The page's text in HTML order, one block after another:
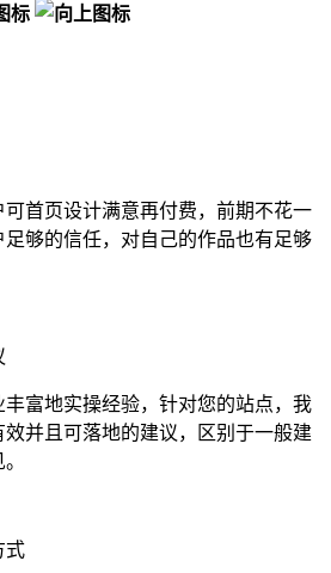
可首页设计满意再付费，前期不花一
足够的信任，对自己的作品也有足够
富地实操经验，针对您的站点，我
并且可落地的建议，区别于一般建
式